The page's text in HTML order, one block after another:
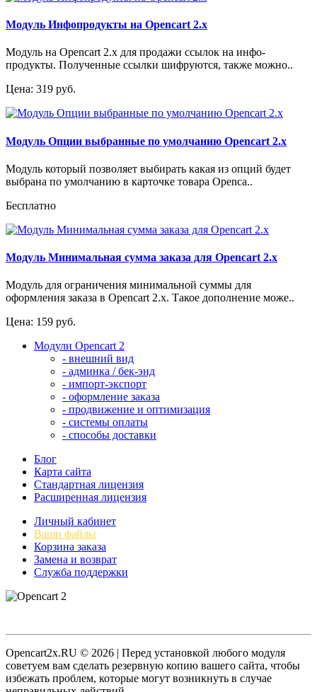
Модуль Инфопродукты на Opencart 2.x
Модуль на Opencart 2.x для продажи ссылок на инфо-
продукты. Полученные ссылки шифруются, также можно..
Цена: 319 руб.
Модуль Опции выбранные по умолчанию Opencart 2.x
Модуль который позволяет выбирать какая из опций будет
выбрана по умолчанию в карточке товара Openca..
Бесплатно
Модуль Минимальная сумма заказа для Opencart 2.x
Модуль для ограничения минимальной суммы для
оформления заказа в Opencart 2.x. Такое дополнение може..
Цена: 159 руб.
Модули Opencart 2
- внешний вид
- админка / бек-энд
- импорт-экспорт
- оформление заказа
- продвижение и оптимизация
- системы оплаты
- способы доставки
Блог
Карта сайта
Стандартная лицензия
Расширенная лицензия
Личный кабинет
Ваши файлы
Корзина заказа
Замена и возврат
Служба поддержки
Opencart2x.RU © 2026 | Перед установкой любого модуля
советуем вам сделать резервную копию вашего сайта, чтобы
избежать проблем, которые могут возникнуть в случае